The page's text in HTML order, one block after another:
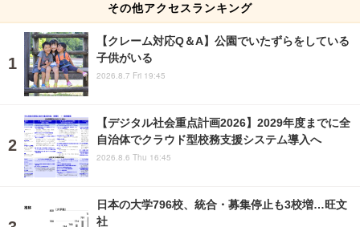
その他アクセスランキング
【クレーム対応Q＆A】公園でいたずらをしている
子供がいる
2026.8.7 Fri 19:45
【デジタル社会重点計画2026】2029年度までに全
自治体でクラウド型校務支援システム導入へ
2026.8.6 Thu 16:45
日本の大学796校、統合・募集停止も3校増…旺文
社